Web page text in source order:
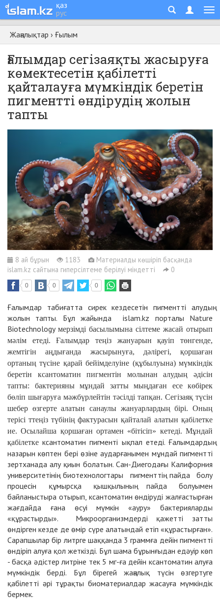
қаз
рус
Жаңалықтар › Ғылым
Ғалымдар сегізаяқты жасыруға
көмектесетін қабілетті
қайталауға мүмкіндік беретін
пигментті өндірудің жолын
тапты
8 ай бұрын 1183
Материалды көшіріп басқанда
islam.kz сайтына гиперсілтеме берілуі міндетті
0
0 0 0
Ғалымдар табиғатта сирек кездесетін пигментті алудың
жолын тапты. Бұл жайында islam.kz порталы Nature
Biotechnology мерзімді басылымына сілтеме жасай отырып
мәлім етеді. Ғалымдар теңіз жануарын қауіп төнгенде,
жемтігін аңдығанда жасырынуға, дәлірегі, қоршаған
ортаның түсіне қарай бейімделуіне (құбылуына) мүмкіндік
беретін ксантоматин пигментін молынан алудың әдісін
тапты: бактерияны мұндай затты мыңдаған есе көбірек
бөліп шығаруға мәжбүрлейтін тәсілді тапқан. Сегізаяқ түсін
шебер өзгерте алатын санаулы жануарлардың бірі. Оның
терісі ттеңіз түбінің фактурасын қайталай алатын қабілетке
ие. Осылайша қоршаған ортамен «бітісіп» кетеді. Мұндай
қабілеткексантоматин пигменті ықпал етеді. Ғалымдардың
назарын көптен бері өзіне аударғанымен мұндай пигментті
зертханада алу қиын болатын. Сан-Диегодағы Калифорния
университетінің биотехнологтары пигменттің пайда болу
процесін құмырсқа қышқылының пайда болуымен
байланыстыра отырып, ксантоматин өндіруді жалғастырған
жағдайда ғана өсуі мүмкін «ауру» бактерияларды
«құрастырды». Микроорганизмдерді қажетті затты
өндірген кезде де өмір сүре алатындай етіп «құрастырған».
Сарапшылар бір литрге шаққанда 3 граммға дейін пигментті
өндіріп алуға қол жеткізді. Бұл шама бұрынғыдан едәуір көп
- басқа әдістер литріне тек 5 мг-ға дейін ксантоматин алуға
мүмкіндік берді. Бұл бірегей жаңалық түсін өзгертуге
қабілетті әрі тұрақты биоматериалдар жасауға мүмкіндік
бермек.